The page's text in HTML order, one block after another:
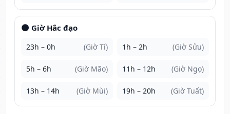
🌑 Giờ Hắc đạo
23h – 0h (Giờ Tí) 1h – 2h (Giờ Sửu)
5h – 6h (Giờ Mão) 11h – 12h (Giờ Ngọ)
13h – 14h (Giờ Mùi) 19h – 20h (Giờ Tuất)